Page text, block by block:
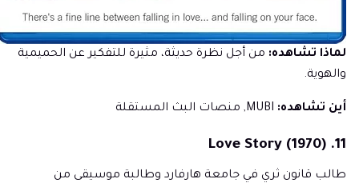
لماذا تشاهده: من أجل نظرة حديثة، مثيرة للتفكير عن الحميمية
والهوية.
أين تشاهده:
11. Love Story (1970)
طالب قانون ثري في جامعة هارفارد وطالبة موسيقى من